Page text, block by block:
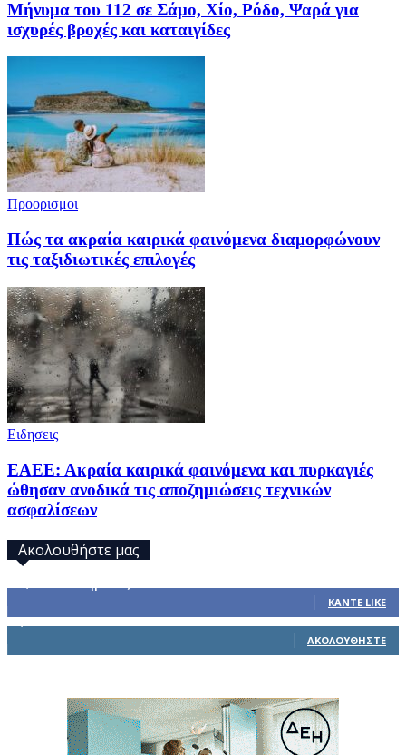
Μήνυμα του 112 σε Σάμο, Χίο, Ρόδο, Ψαρά για
ισχυρές βροχές και καταιγίδες
Προορισμοι
Πώς τα ακραία καιρικά φαινόμενα διαμορφώνουν
τις ταξιδιωτικές επιλογές
Ειδησεις
ΕΑΕΕ: Ακραία καιρικά φαινόμενα και πυρκαγιές
ώθησαν ανοδικά τις αποζημιώσεις τεχνικών
ασφαλίσεων
Ακολουθήστε μας
ΚΆΝΤΕ LIKE
ΑΚΟΛΟΥΘΉΣΤΕ